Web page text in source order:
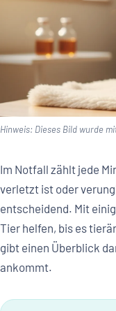
Hinweis: Dieses Bild wurde
Im Notfall zählt jede
verletzt ist oder
entscheidend. Mit
Tier helfen, bis es
gibt einen Überblick
ankommt.